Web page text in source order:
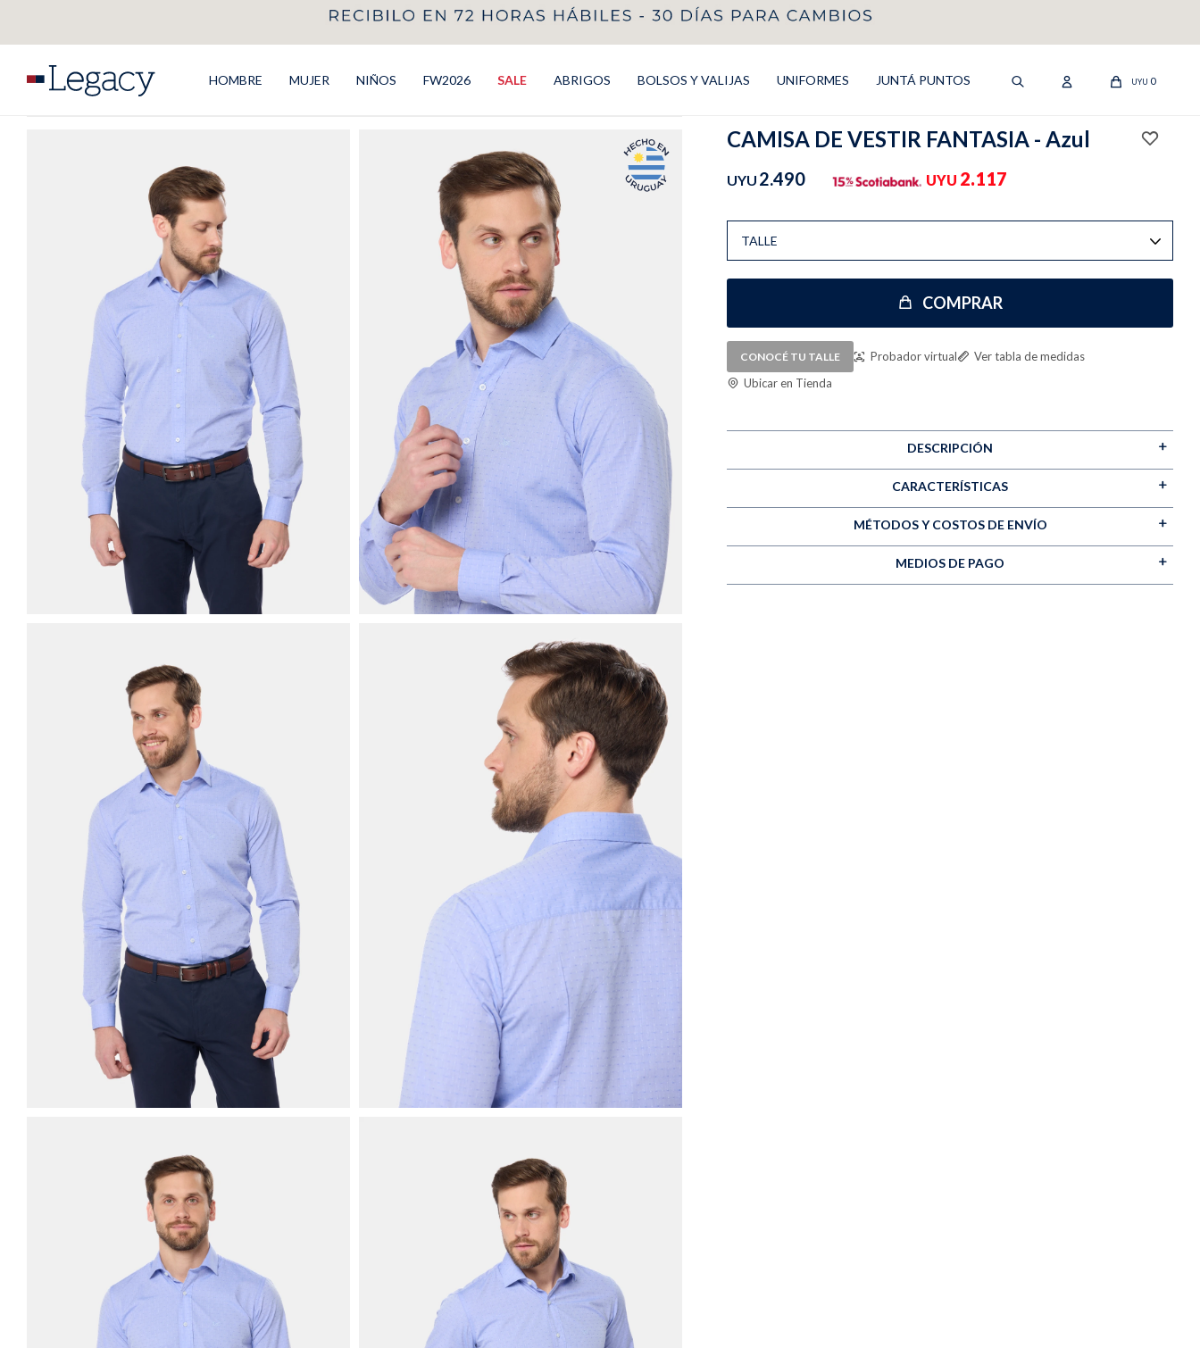
HOMBRE MUJER NIÑOS FW2026 SALE ABRIGOS BOLSOS Y VALIJAS UNIFORMES JUNTÁ PUNTOS UYU 0
CAMISA DE VESTIR FANTASIA - Azul
UYU 2.490 UYU 2.117
TALLE
COMPRAR
CONOCÉ TU TALLE Probador virtual
Ver tabla de medidas
Ubicar en Tienda
DESCRIPCIÓN
CARACTERÍSTICAS
MÉTODOS Y COSTOS DE ENVÍO
MEDIOS DE PAGO